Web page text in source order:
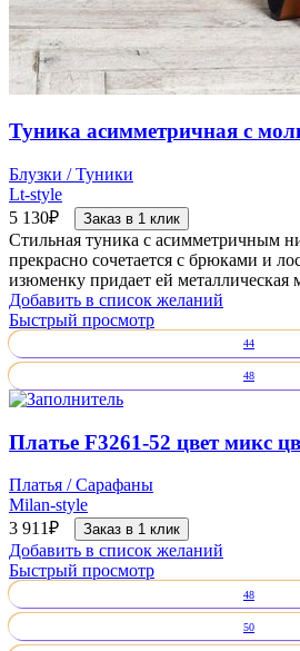
Туника асимметричная с
Блузки / Туники
Lt-style
5 130₽ Заказ в 1 клик
Стильная туника с асимметричным
прекрасно сочетается с брюками и
изюменку придает ей металлическая
Добавить в список желаний
Быстрый просмотр
44
48
Платье F3261-52 цвет микс
Платья / Сарафаны
Milan-style
3 911₽ Заказ в 1 клик
Добавить в список желаний
Быстрый просмотр
48
50